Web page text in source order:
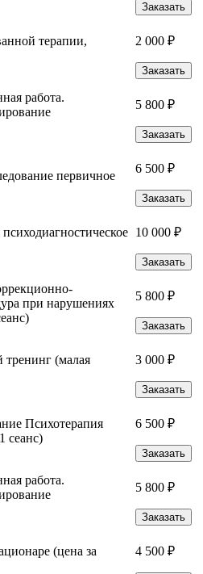
Заказать
терапии,
2 000 ₽
Заказать
работа.
5 800 ₽
Заказать
первичное
6 500 ₽
Заказать
10 000 ₽
Заказать
при нарушениях
5 800 ₽
Заказать
тренинг (малая
3 000 ₽
Заказать
Психотерапия
сеанс)
6 500 ₽
Заказать
работа.
5 800 ₽
Заказать
(цена за
4 500 ₽